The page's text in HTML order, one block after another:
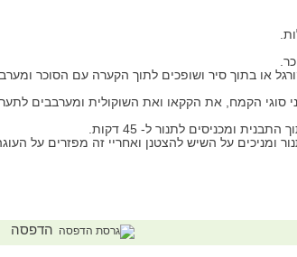
או בתוך סיר ושופכים לתוך הקערה עם הסוכר
סוגי הקמח, את הקקאו ואת השוקולית ומערבבים
ומכניסים לתנור ל- 45 דקות.
ומניכים על השיש להצטנן ואחריי זה מפזרים על
הדפסה